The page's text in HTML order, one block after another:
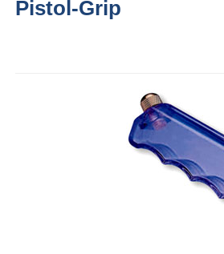
Pistol-Grip